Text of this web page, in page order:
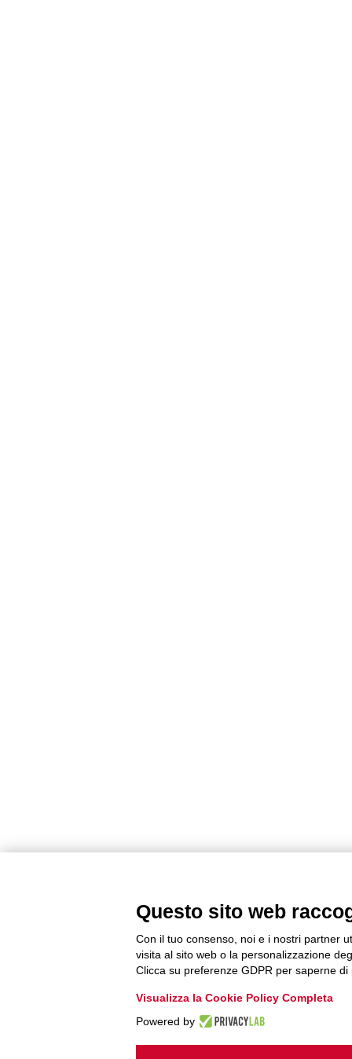
Questo sito web
Con il tuo consenso, noi e i nostri partner
visita al sito web o la personalizzazione
Clicca su preferenze GDPR per saperne di
Visualizza la Cookie Policy Completa
Powered by